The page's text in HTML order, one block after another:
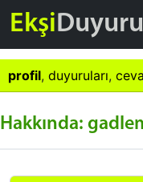
EkşiDuyuru
profil, duyuruları,
Hakkında: